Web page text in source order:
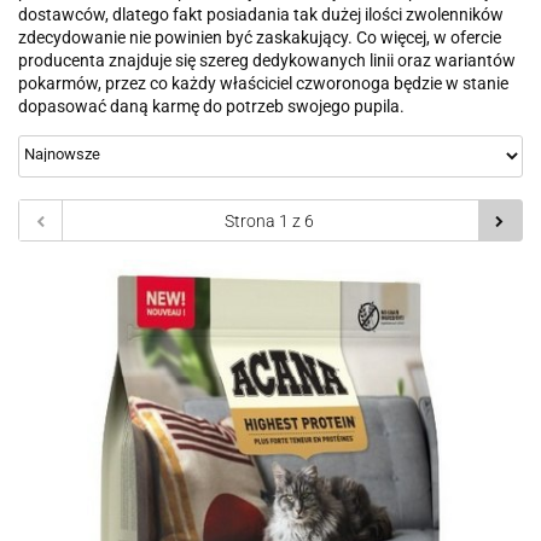
dostawców, dlatego fakt posiadania tak dużej ilości zwolenników
zdecydowanie nie powinien być zaskakujący. Co więcej, w ofercie
producenta znajduje się szereg dedykowanych linii oraz wariantów
pokarmów, przez co każdy właściciel czworonoga będzie w stanie
dopasować daną karmę do potrzeb swojego pupila.